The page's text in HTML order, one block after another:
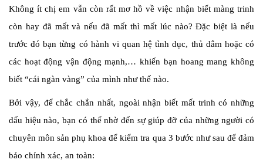
Không ít chị em vẫn còn rất mơ hồ về việc nhận biết màng trinh
còn hay đã mất và nếu đã mất thì mất lúc nào? Đặc biệt là nếu
trước đó bạn từng có hành vi quan hệ tình dục, thủ dâm hoặc có
các hoạt động vận động mạnh,… khiến bạn hoang mang không
biết “cái ngàn vàng” của mình như thế nào.
Bởi vậy, để chắc chắn nhất, ngoài nhận biết mất trinh có những
dấu hiệu nào, bạn có thể nhờ đến sự giúp đỡ của những người có
chuyên môn sản phụ khoa để kiểm tra qua 3 bước như sau để đảm
bảo chính xác, an toàn: